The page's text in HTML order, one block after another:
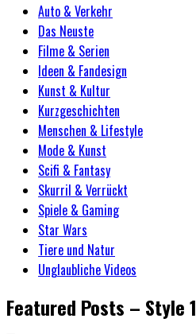
Auto & Verkehr
Das Neuste
Filme & Serien
Ideen & Fandesign
Kunst & Kultur
Kurzgeschichten
Menschen & Lifestyle
Mode & Kunst
Scifi & Fantasy
Skurril & Verrückt
Spiele & Gaming
Star Wars
Tiere und Natur
Unglaubliche Videos
Featured Posts – Style 1